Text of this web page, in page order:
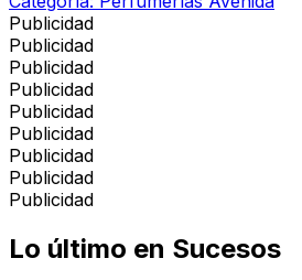
Publicidad
Publicidad
Publicidad
Publicidad
Publicidad
Publicidad
Publicidad
Publicidad
Publicidad
Lo último en Sucesos